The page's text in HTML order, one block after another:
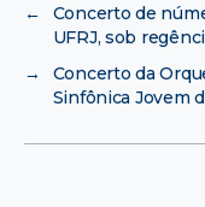
←
Concerto de
UFRJ, sob
→
Concerto da
Sinfônica Jovem